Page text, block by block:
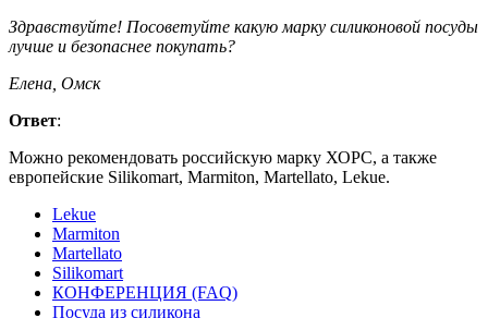
Здравствуйте! Посоветуйте какую марку силиконовой посуды
лучше и безопаснее покупать?
Елена, Омск
Ответ:
Можно рекомендовать российскую марку ХОРС, а также
европейские Silikomart, Marmiton, Martellato, Lekue.
Lekue
Marmiton
Martellato
Silikomart
КОНФЕРЕНЦИЯ (FAQ)
Посуда из силикона